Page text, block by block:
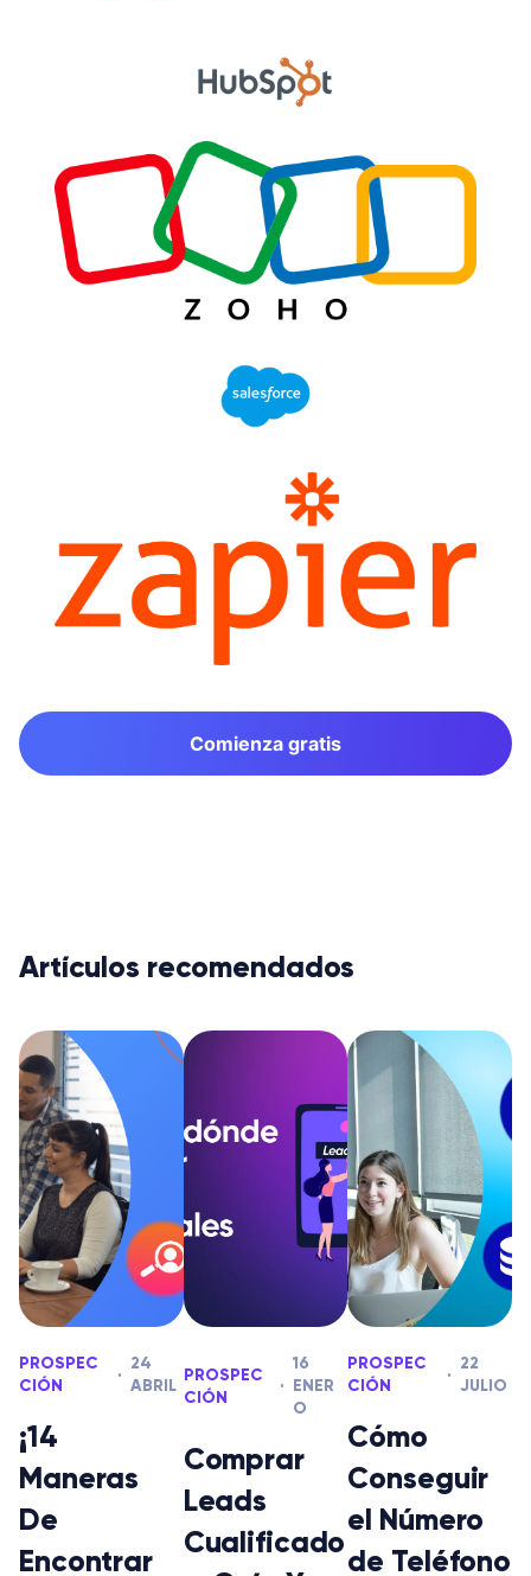
Comienza gratis
Artículos recomendados
PROSPEC
CIÓN
24
ABRIL
¡14
Maneras
De
Encontrar
PROSPEC
CIÓN
16
ENER
O
Comprar
Leads
Cualificado
PROSPEC
CIÓN
22
JULIO
Cómo
Conseguir
el Número
de Teléfono